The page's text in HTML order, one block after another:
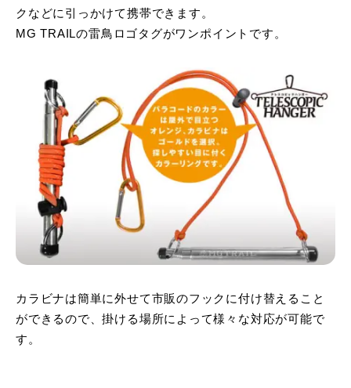
クなどに引っかけて携帯できます。
MG TRAILの雷鳥ロゴタグがワンポイントです。
カラビナは簡単に外せて市販のフックに付け替えること
ができるので、掛ける場所によって様々な対応が可能で
す。